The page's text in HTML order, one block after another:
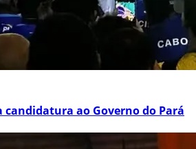
candidatura ao Governo do Pará